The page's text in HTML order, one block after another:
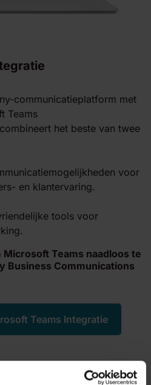
communicatieplatform met
Teams
het beste van twee
voor
en klantervaring.
tools voor
Teams naadloos te
Business Communications
Teams Integratie